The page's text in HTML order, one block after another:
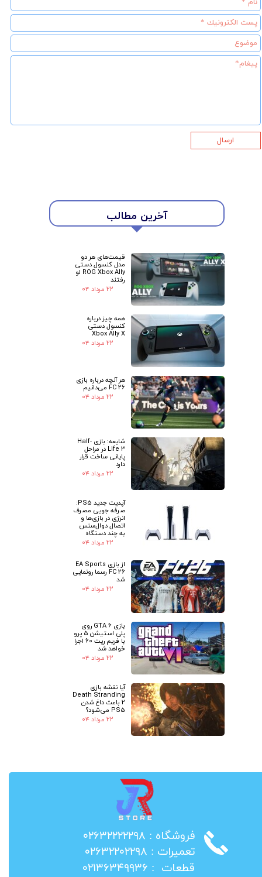
★
آخرین مطالب
قیمت‌های هر دو
مدل کنسول دستی
ROG Xbox Ally لو
رفتند
۲۲ مرداد ۰۴
همه چیز درباره
کنسول دستی
Xbox Ally X
۲۲ مرداد ۰۴
هر آنچه درباره بازی
FC 26 می‌دانیم
۲۲ مرداد ۰۴
شایعه: بازی Half-
Life 3 در مراحل
پایانی ساخت قرار
دارد
۲۲ مرداد ۰۴
آپدیت جدید PS5:
صرفه جویی مصرف
انرژی در بازی‌ها و
اتصال دوال‌سنس
به چند دستگاه
۲۲ مرداد ۰۴
از بازی EA Sports
FC 26 رسما رونمایی
شد
۲۲ مرداد ۰۴
بازی GTA 6 روی
پلی استیشن 5 پرو
با فریم ریت 60 اجرا
خواهد شد
۲۲ مرداد ۰۴
آیا نقشه بازی
Death Stranding
2 باعث داغ شدن
PS5 می‌شود؟
۲۲ مرداد ۰۴
ارسال
​فروشگاه : ۰۲۶۳۲۲۲۲۲۹۸
​تعمیرات : ۰۲۶۳۲۲۰۲۲۹۸
​قطعات : ۰۲۱۳۶۳۴۹۹۳۶